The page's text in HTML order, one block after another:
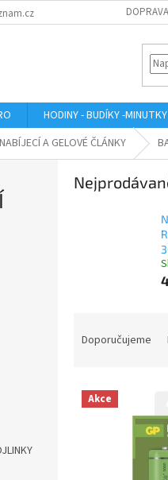
HODINY - BUDÍKY -MINUTKY
A GELOVÉ ČLÁNKY
n
Doporučujeme
V Akce